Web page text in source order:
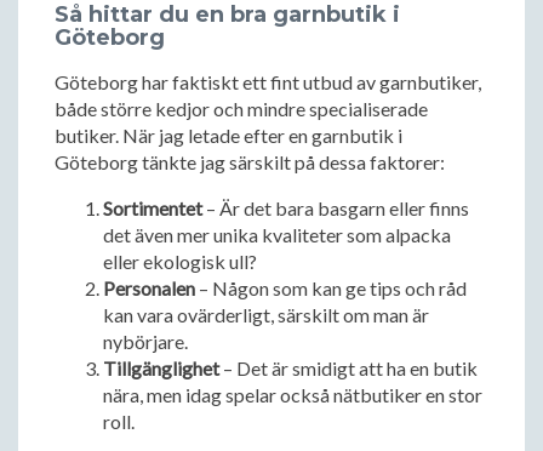
Så hittar du en bra garnbutik i
Göteborg
Göteborg har faktiskt ett fint utbud av garnbutiker,
både större kedjor och mindre specialiserade
butiker. När jag letade efter en garnbutik i
Göteborg tänkte jag särskilt på dessa faktorer:
Sortimentet– Är det bara basgarn eller finns
det även mer unika kvaliteter som alpacka
eller ekologisk ull?
Personalen – Någon som kan ge tips och råd
kan vara ovärderligt, särskilt om man är
nybörjare.
Tillgänglighet– Det är smidigt att ha en butik
nära, men idag spelar också nätbutiker en stor
roll.